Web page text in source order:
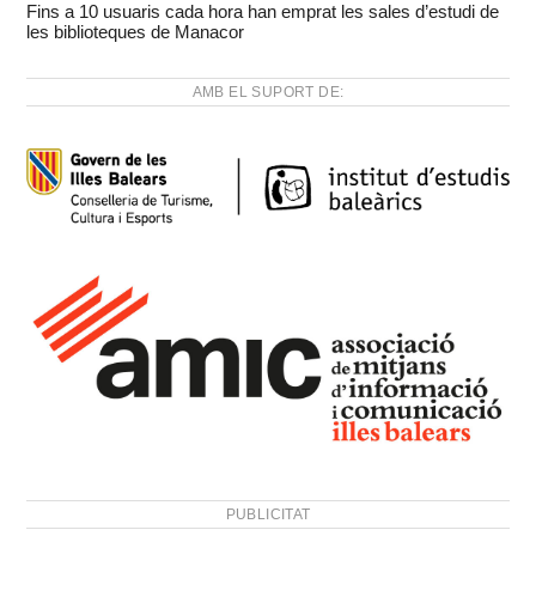
Fins a 10 usuaris cada hora han emprat les sales d’estudi de
les biblioteques de Manacor
AMB EL SUPORT DE:
PUBLICITAT